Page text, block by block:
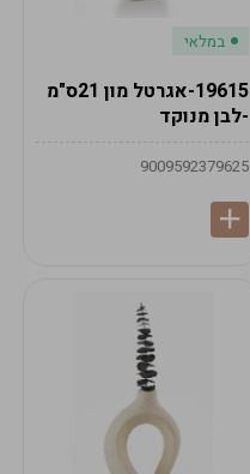
במלאי
19615-אגרטל מון 21ס"מ
-לבן מנוקד
9009592379625